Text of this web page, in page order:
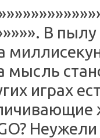
В
мысль
играх